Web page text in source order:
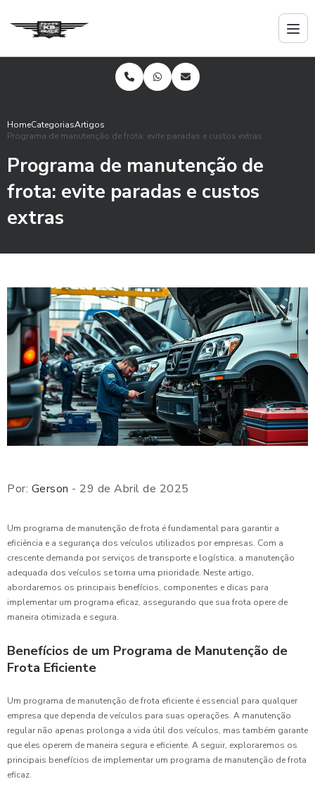
HomeCategoriasArtigos
Programa de manutenção de frota: evite paradas e custos extras
Programa de manutenção de
frota: evite paradas e custos
extras
Por: Gerson - 29 de Abril de 2025
Um programa de manutenção de frota é fundamental para garantir a
eficiência e a segurança dos veículos utilizados por empresas. Com a
crescente demanda por serviços de transporte e logística, a manutenção
adequada dos veículos se torna uma prioridade. Neste artigo,
abordaremos os principais benefícios, componentes e dicas para
implementar um programa eficaz, assegurando que sua frota opere de
maneira otimizada e segura.
Benefícios de um Programa de Manutenção de
Frota Eficiente
Um programa de manutenção de frota eficiente é essencial para qualquer
empresa que dependa de veículos para suas operações. A manutenção
regular não apenas prolonga a vida útil dos veículos, mas também garante
que eles operem de maneira segura e eficiente. A seguir, exploraremos os
principais benefícios de implementar um programa de manutenção de frota
eficaz.